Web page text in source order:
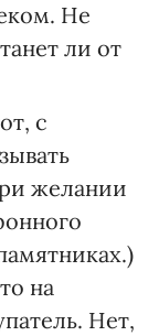
Не
ли от
с
желании
на
Нет,